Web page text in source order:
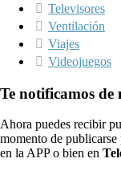
Televisores
Ventilación
Viajes
Videojuegos
Te notificamos de
Ahora puedes recibir
momento de
en la APP o bien en